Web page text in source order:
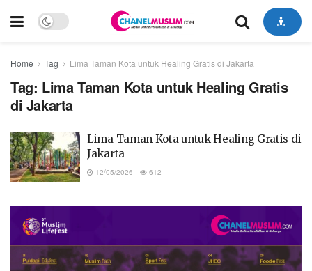
Home Tag Lima Taman Kota untuk Healing Gratis di Jakarta
Tag: Lima Taman Kota untuk Healing Gratis
di Jakarta
Lima Taman Kota untuk Healing Gratis di
Jakarta
12/05/2026 612